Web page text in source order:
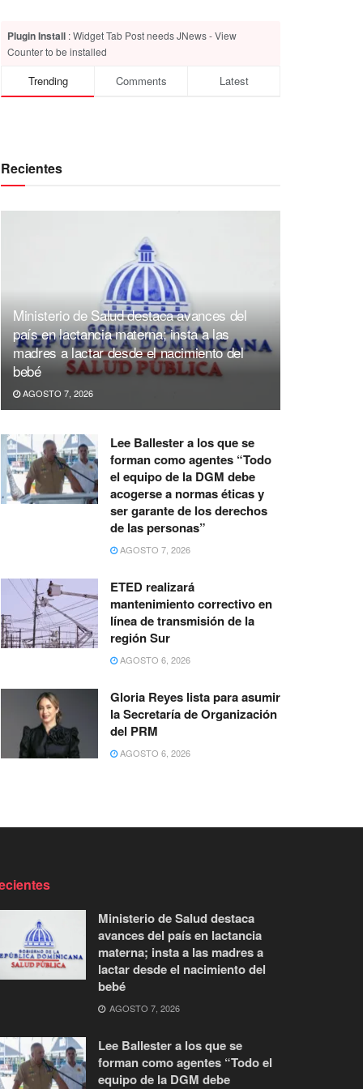
Plugin Install : Widget Tab Post needs JNews - View
Counter to be installed
Trending Comments Latest
Recientes
Ministerio de Salud destaca avances del
país en lactancia materna; insta a las
madres a lactar desde el nacimiento del
bebé
AGOSTO 7, 2026
Lee Ballester a los que se
forman como agentes “Todo
el equipo de la DGM debe
acogerse a normas éticas y
ser garante de los derechos
de las personas”
AGOSTO 7, 2026
ETED realizará
mantenimiento correctivo en
línea de transmisión de la
región Sur
AGOSTO 6, 2026
Gloria Reyes lista para asumir
la Secretaría de Organización
del PRM
AGOSTO 6, 2026
Ministerio de Salud destaca
avances del país en lactancia
materna; insta a las madres a
lactar desde el nacimiento del
bebé
AGOSTO 7, 2026
Lee Ballester a los que se
forman como agentes “Todo el
equipo de la DGM debe